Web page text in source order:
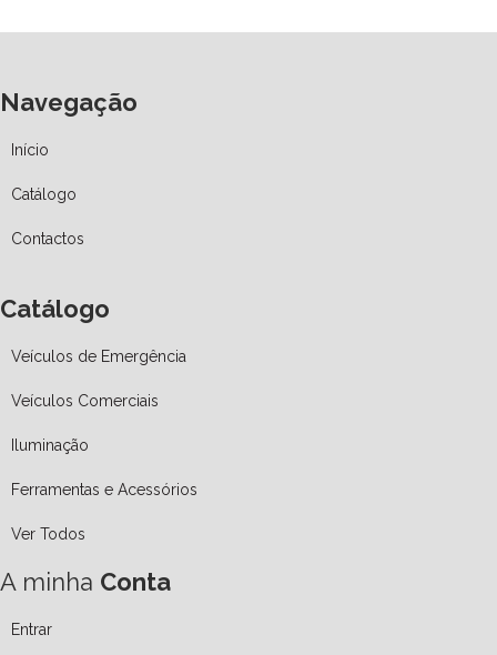
Navegação
Início
Catálogo
Contactos
Catálogo
Veículos de Emergência
Veículos Comerciais
Iluminação
Ferramentas e Acessórios
Ver Todos
A minha Conta
Entrar